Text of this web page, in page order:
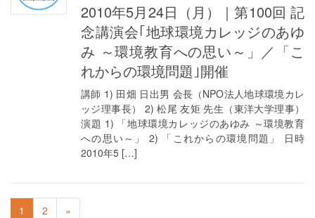
2010年5月24日（月）｜第100回 記
念講演会｢地球環境カレッジのあゆ
み ～環境教育への思い～」／「こ
れからの環境問題｣開催
講師 1) 田畑 日出男 会長（NPO法人地球環境カレ
ッジ理事長） 2) 松尾 友矩 先生（東洋大学理事）
演題 1) 「地球環境カレッジのあゆみ ～環境教育
への思い～」 2) 「これからの環境問題」 日時
2010年5 […]
1 2 »